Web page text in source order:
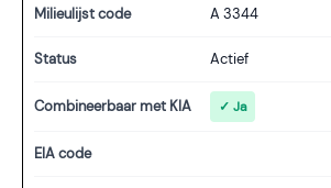
Milieulijst code A 3344
Status Actief
Combineerbaar met KIA ✓ Ja
EIA code